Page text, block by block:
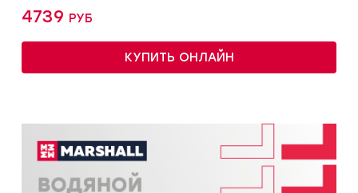
4739 руб
КУПИТЬ ОНЛАЙН